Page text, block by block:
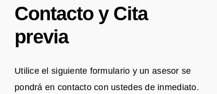
Contacto y Cita
previa
Utilice el siguiente formulario y un asesor se
pondrá en contacto con ustedes de inmediato.